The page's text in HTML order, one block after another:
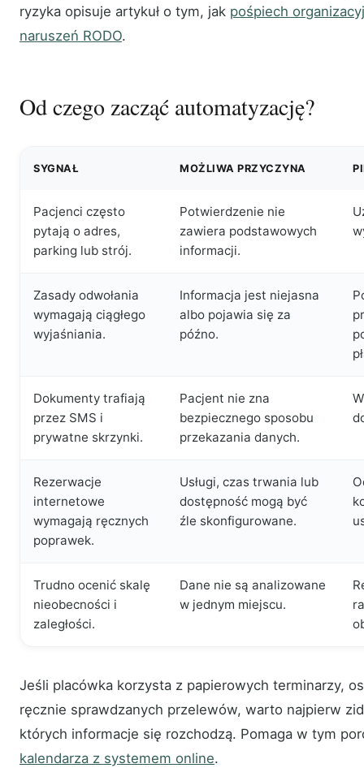
ryzyka opisuje artykuł o tym, jak pośpiech
naruszeń RODO.
Od czego zacząć automatyzację?
SYGNAŁ MOŻLIWA PRZYCZYNA
Pacjenci często
pytają o adres,
parking lub strój.
Potwierdzenie nie
zawiera podstawowych
informacji.
Zasady odwołania
wymagają ciągłego
wyjaśniania.
Informacja jest niejasna
albo pojawia się za
późno.
Dokumenty trafiają
przez SMS i
prywatne skrzynki.
Pacjent nie zna
bezpiecznego sposobu
przekazania danych.
Rezerwacje
internetowe
wymagają ręcznych
poprawek.
Usługi, czas trwania lub
dostępność mogą być
źle skonfigurowane.
Trudno ocenić skalę
nieobecności i
zaległości.
Dane nie są analizowane
w jednym miejscu.
Jeśli placówka korzysta z papierowych terminarzy,
ręcznie sprawdzanych przelewów, warto najpierw
których informacje się rozchodzą. Pomaga w tym
kalendarza z systemem online.